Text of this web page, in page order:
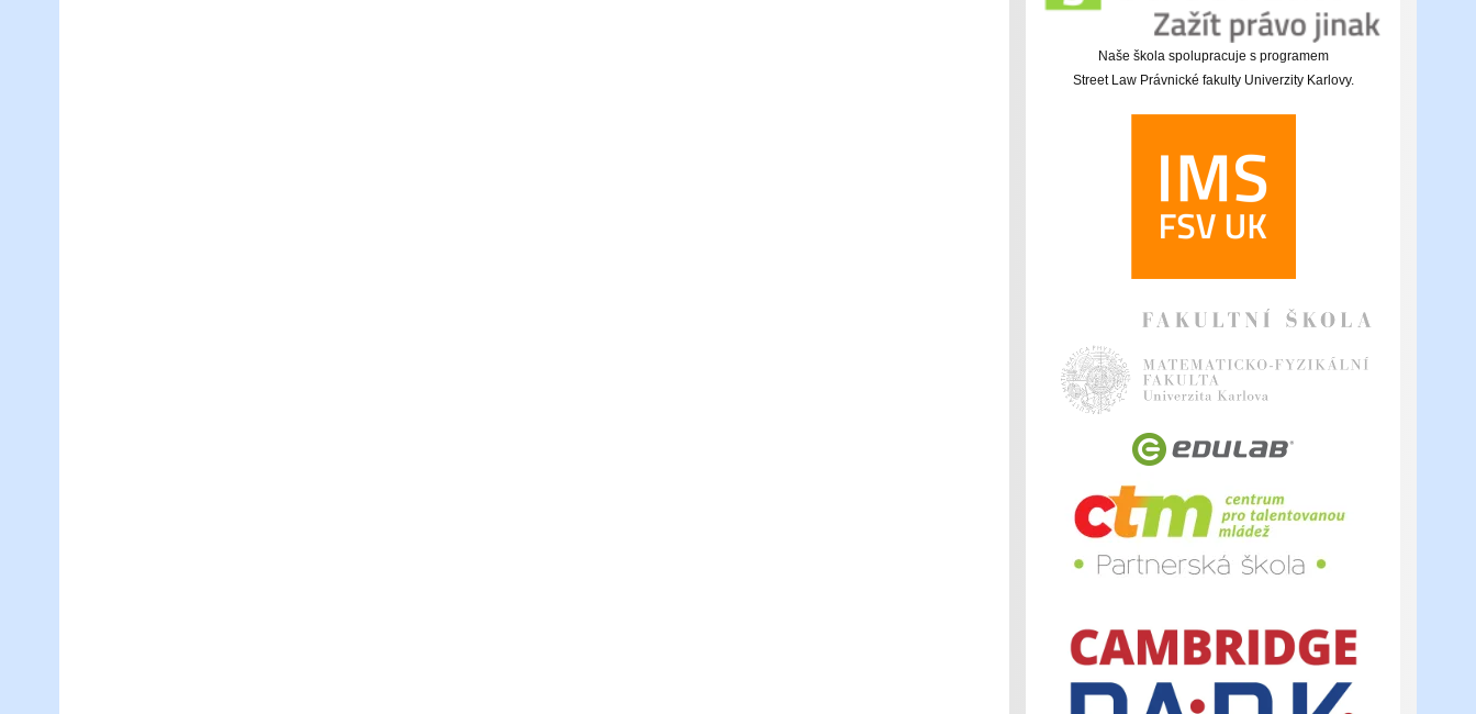
Naše škola spolupracuje s programem
Street Law Právnické fakulty Univerzity Karlovy.